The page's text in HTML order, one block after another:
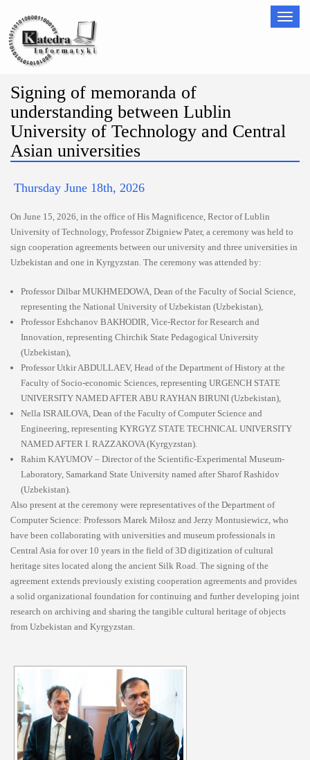
Signing of memoranda of
understanding between Lublin
University of Technology and Central
Asian universities
Thursday June 18th, 2026
On June 15, 2026, in the office of His Magnificence, Rector of Lublin
University of Technology, Professor Zbigniew Pater, a ceremony was held to
sign cooperation agreements between our university and three universities in
Uzbekistan and one in Kyrgyzstan. The ceremony was attended by:
Professor Dilbar MUKHMEDOWA, Dean of the Faculty of Social Science,
representing the National University of Uzbekistan (Uzbekistan),
Professor Eshchanov BAKHODIR, Vice-Rector for Research and
Innovation, representing Chirchik State Pedagogical University
(Uzbekistan),
Professor Utkir ABDULLAEV, Head of the Department of History at the
Faculty of Socio-economic Sciences, representing URGENCH STATE
UNIVERSITY NAMED AFTER ABU RAYHAN BIRUNI (Uzbekistan),
Nella ISRAILOVA, Dean of the Faculty of Computer Science and
Engineering, representing KYRGYZ STATE TECHNICAL UNIVERSITY
NAMED AFTER I. RAZZAKOVA (Kyrgyzstan).
Rahim KAYUMOV – Director of the Scientific-Experimental Museum-
Laboratory, Samarkand State University named after Sharof Rashidov
(Uzbekistan).
Also present at the ceremony were representatives of the Department of
Computer Science: Professors Marek Miłosz and Jerzy Montusiewicz, who
have been collaborating with universities and museum professionals in
Central Asia for over 10 years in the field of 3D digitization of cultural
heritage sites located along the ancient Silk Road. The signing of the
agreement extends previously existing cooperation agreements and provides
a solid organizational foundation for continuing and further developing joint
research on archiving and sharing the tangible cultural heritage of objects
from Uzbekistan and Kyrgyzstan.